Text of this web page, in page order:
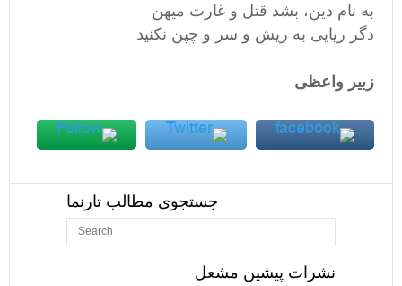
به نام دين، بشد قتل و غارت ميهن
دگر ريايى به ريش و سر و چپن نكنيد
زبير واعظى
جستجوی مطالب تارنما
نشرات پیشین مشعل